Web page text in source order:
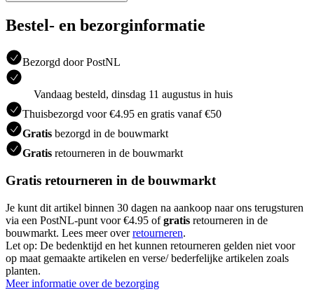
Bestel- en bezorginformatie
Bezorgd door PostNL
Vandaag besteld, dinsdag 11 augustus in huis
Thuisbezorgd voor €4.95 en gratis vanaf €50
Gratis bezorgd in de bouwmarkt
Gratis retourneren in de bouwmarkt
Gratis retourneren in de bouwmarkt
Je kunt dit artikel binnen 30 dagen na aankoop naar ons terugsturen
via een PostNL-punt voor €4.95 ofgratis retourneren in de
bouwmarkt. Lees meer overretourneren.
Let op: De bedenktijd en het kunnen retourneren gelden niet voor
op maat gemaakte artikelen en verse/ bederfelijke artikelen zoals
planten.
Meer informatie over de bezorging